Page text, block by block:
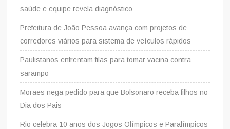
saúde e equipe revela diagnóstico
Prefeitura de João Pessoa avança com projetos de
corredores viários para sistema de veículos rápidos
Paulistanos enfrentam filas para tomar vacina contra
sarampo
Moraes nega pedido para que Bolsonaro receba filhos no
Dia dos Pais
Rio celebra 10 anos dos Jogos Olímpicos e Paralímpicos